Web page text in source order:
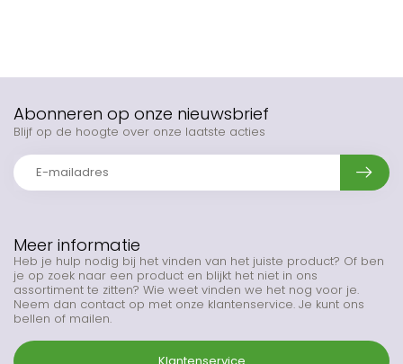
Meer informatie
Heb je hulp nodig bij het vinden van het juiste product? Of ben
je op zoek naar een product en blijkt het niet in ons
assortiment te zitten? Wie weet vinden we het nog voor je.
Neem dan contact op met onze klantenservice. Je kunt ons
bellen of mailen.
Klantenservice
Abonneren op onze nieuwsbrief
Blijf op de hoogte over onze laatste acties